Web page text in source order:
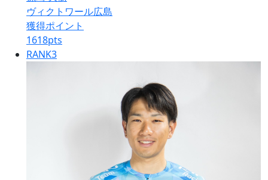
ヴィクトワール広島
獲得ポイント
1618pts
RANK3